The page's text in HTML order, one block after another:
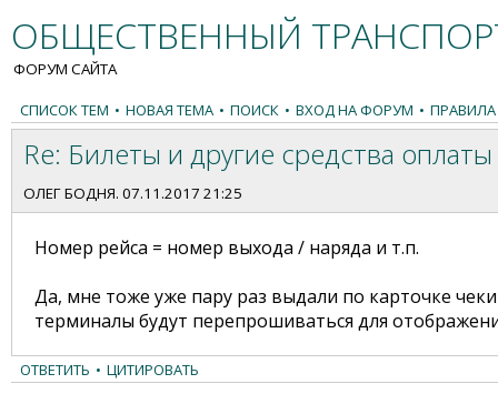
ОБЩЕСТВЕННЫЙ
ФОРУМ САЙТА
СПИСОК ТЕМ • НОВАЯ ТЕМА • ПОИСК • ВХОД НА ФОРУМ •
Re: Билеты и другие средства
ОЛЕГ БОДНЯ. 07.11.2017 21:25
Номер рейса = номер выхода / наряда и т.п.
Да, мне тоже уже пару раз выдали по карточке
терминалы будут перепрошиваться для
ОТВЕТИТЬ • ЦИТИРОВАТЬ